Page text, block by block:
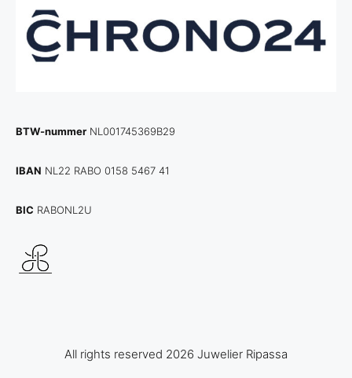
BTW-nummer NL001745369B29
IBAN NL22 RABO 0158 5467 41
BIC RABONL2U
All rights reserved 2026 Juwelier Ripassa